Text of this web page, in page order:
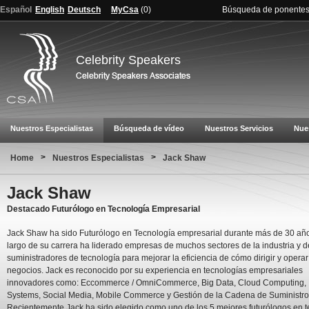
Español English Deutsch MyCsa (0) Búsqueda de ponentes
Celebrity Speakers
Nuestros Especialistas Búsqueda de vídeo Nuestros Servicios
Home > Nuestros Especialistas > Jack Shaw
Jack Shaw
Destacado Futurólogo en Tecnología Empresarial
Jack Shaw ha sido Futurólogo en Tecnología empresarial durante más de 30
largo de su carrera ha liderado empresas de muchos sectores de la industria y
suministradores de tecnología para mejorar la eficiencia de cómo dirigir y
negocios. Jack es reconocido por su experiencia en tecnologías empresariales
innovadores como: Eccommerce / OmniCommerce, Big Data, Cloud Computing,
Systems, Social Media, Mobile Commerce y Gestión de la Cadena de